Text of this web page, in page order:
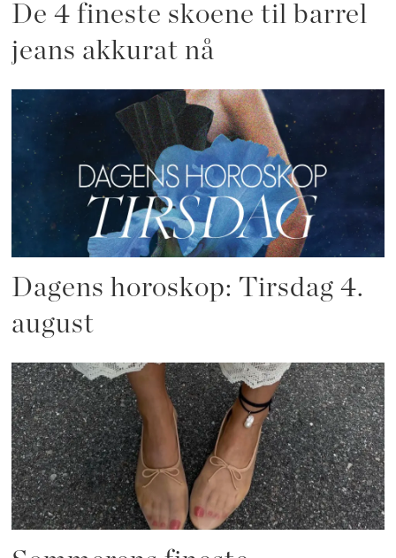
De 4 fineste skoene til barrel
jeans akkurat nå
Dagens horoskop: Tirsdag 4.
august